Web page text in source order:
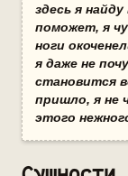
здесь я
поможет, я
ноги
я даже не
становится
пришло, я не
этого